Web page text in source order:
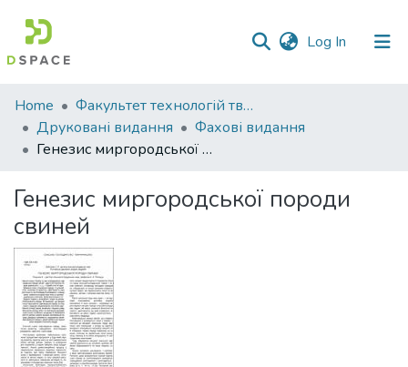
Log In (current)
Communities
&
Collections
Statistics
Home
Факультет технологій тваринництва та продовольства
Друковані видання
Фахові видання
Генезис миргородської породи свиней
Генезис миргородської породи
свиней